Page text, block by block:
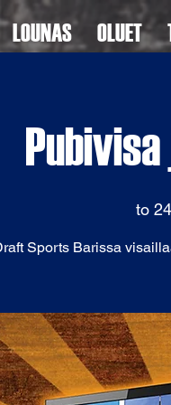
LOUNAS OLUET
to
Sports Barissa